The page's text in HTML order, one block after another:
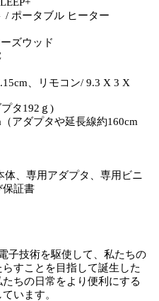
ータブル ヒーター
ズウッド
、リモコン/ 9.3 X 3 X
タ192ｇ)
ダプタや延長線約160cm
、専用アダプタ、専用ビニ
保証書
子技術を駆使して、私たちの
すことを目指して誕生した
ちの日常をより便利にする
います。